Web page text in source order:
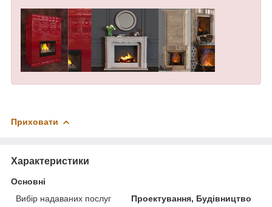
Приховати
Характеристики
Основні
Вибір надаваних послуг
Проектування, Будівництво